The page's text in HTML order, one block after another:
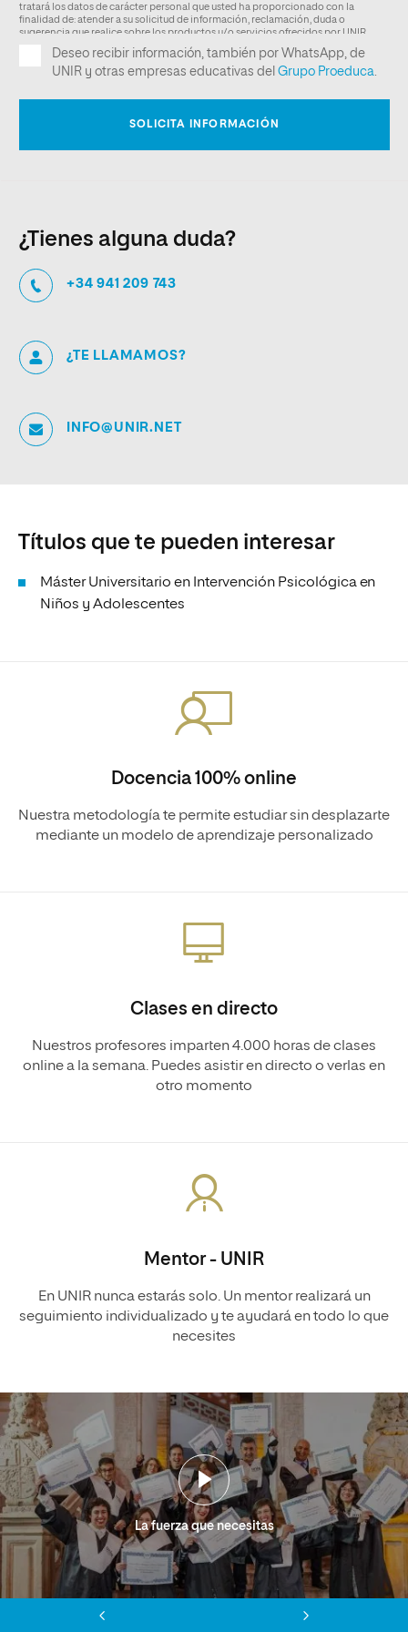
¿Tienes alguna duda?
+34 941 209 743
¿TE LLAMAMOS?
INFO@UNIR.NET
Títulos que te pueden interesar
Máster Universitario en Intervención Psicológica en
Niños y Adolescentes
Docencia 100% online
Nuestra metodología te permite estudiar sin desplazarte
mediante un modelo de aprendizaje personalizado
Clases en directo
Nuestros profesores imparten 4.000 horas de clases
online a la semana. Puedes asistir en directo o verlas en
otro momento
Mentor - UNIR
En UNIR nunca estarás solo. Un mentor realizará un
seguimiento individualizado y te ayudará en todo lo que
necesites
La fuerza que necesitas